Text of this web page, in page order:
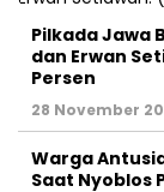
Pilkada Jawa
dan Erwan
Persen
28 November
Warga
Saat Nyoblos